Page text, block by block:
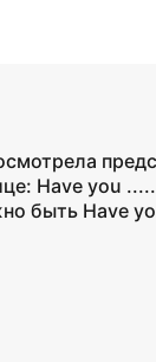
Have you
быть Have